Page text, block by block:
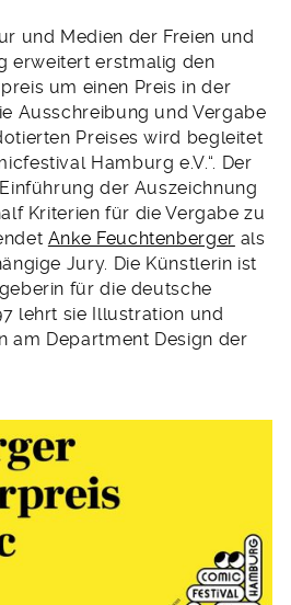
und Medien der Freien und
erweitert erstmalig den
um einen Preis in der
Ausschreibung und Vergabe
Preises wird begleitet
Hamburg e.V.“. Der
der Auszeichnung
Kriterien für die Vergabe zu
Anke Feuchtenberger als
Jury. Die Künstlerin ist
für die deutsche
lehrt sie Illustration und
am Department Design der